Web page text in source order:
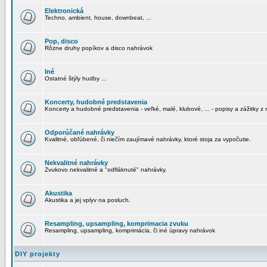
Elektronická
Techno, ambient, house, downbeat, ...
Pop, disco
Rôzne druhy popíkov a disco nahrávok
Iné
Ostatné štýly hudby ...
Koncerty, hudobné predstavenia
Koncerty a hudobné predstavenia - veľké, malé, klubové, ... - popisy a zážitky z
Odporúčané nahrávky
Kvalitné, obľúbené, či niečím zaujímavé nahrávky, ktoré stoja za vypočutie.
Nekvalitné nahrávky
Zvukovo nekvalitné a "odfláknuté" nahrávky.
Akustika
Akustika a jej vplyv na posluch.
Resampling, upsampling, komprimacia zvuku
Resampling, upsampling, komprimácia, či iné úpravy nahrávok
DIY projekty